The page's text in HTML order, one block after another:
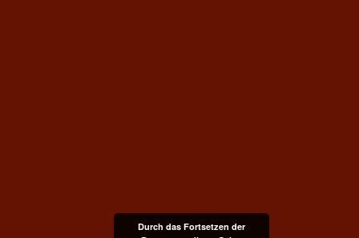
Durch das Fortsetzen der